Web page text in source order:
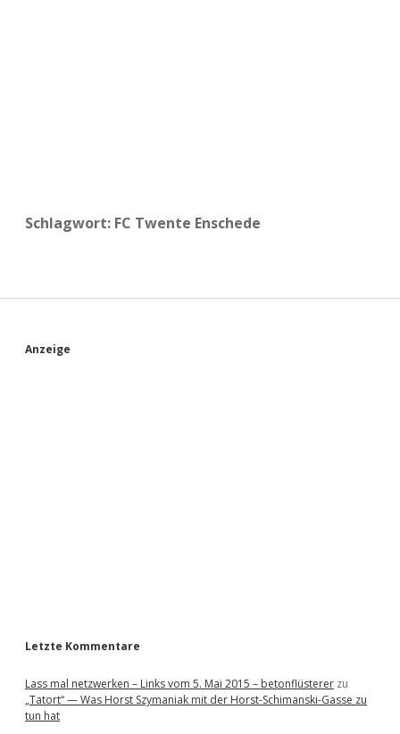
Schlagwort: FC Twente Enschede
S
Anzeige
Letzte Kommentare
Lass mal netzwerken – Links vom 5. Mai 2015 – betonflüsterer zu
„Tatort“ — Was Horst Szymaniak mit der Horst-Schimanski-Gasse zu
tun hat